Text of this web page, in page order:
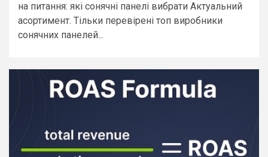
на питання: які сонячні панелі вибрати Актуальний
асортимент. Тільки перевірені топ виробники
сонячних панелей...